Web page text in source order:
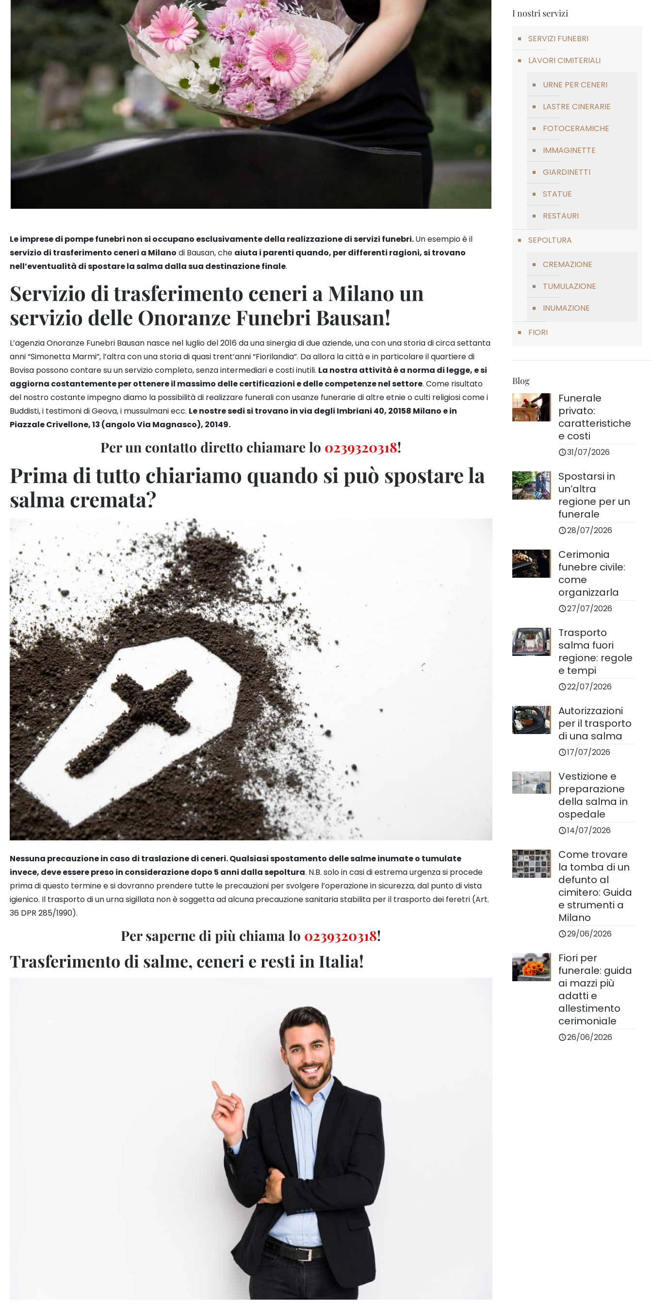
Le imprese di pompe funebri non si occupano esclusivamente della realizzazione di servizi funebri.Un esempio è il
servizio di trasferimento ceneri a Milano di Bausan, che aiuta i parenti quando, per differenti ragioni, si trovano
nell’eventualità di spostare la salma dalla sua destinazione finale.
Servizio di trasferimento ceneri a Milano un
servizio delle Onoranze Funebri Bausan!
L’agenzia Onoranze Funebri Bausan nasce nel luglio del 2016 da una sinergia di due aziende, una con una storia di circa settanta
anni “Simonetta Marmi”, l’altra con una storia di quasi trent’anni “Fiorilandia”. Da allora la città e in particolare il quartiere di
Bovisa possono contare su un servizio completo, senza intermediari e costi inutili. La nostra attività è a norma di legge, e si
aggiorna costantemente per ottenere il massimo delle certificazioni e delle competenze nel settore. Come risultato
del nostro costante impegno diamo la possibilità di realizzare funerali con usanze funerarie di altre etnie o culti religiosi come i
Buddisti, i testimoni di Geova, i mussulmani ecc. Le nostre sedi si trovano in via degli Imbriani 40, 20158 Milano e in
Piazzale Crivellone, 13 (angolo Via Magnasco), 20149.
Per un contatto diretto chiamare lo 0239320318!
Prima di tutto chiariamo quando si può spostare la
salma cremata?
Nessuna precauzione in caso di traslazione di ceneri.Qualsiasi spostamento delle salme inumate o tumulate
invece, deve essere preso in considerazione dopo 5 anni dalla sepoltura. N.B. solo in casi di estrema urgenza si procede
prima di questo termine e si dovranno prendere tutte le precauzioni per svolgere l’operazione in sicurezza, dal punto di vista
igienico. Il trasporto di un urna sigillata non è soggetta ad alcuna precauzione sanitaria stabilita per il trasporto dei feretri (Art.
36 DPR 285/1990).
Per saperne di più chiama lo 0239320318!
Trasferimento di salme, ceneri e resti in Italia!
I nostri servizi
SERVIZI FUNEBRI
LAVORI CIMITERIALI
URNE PER CENERI
LASTRE CINERARIE
FOTOCERAMICHE
IMMAGINETTE
GIARDINETTI
STATUE
RESTAURI
SEPOLTURA
CREMAZIONE
TUMULAZIONE
INUMAZIONE
FIORI
Blog
Funerale
privato:
caratteristiche
e costi
31/07/2026
Spostarsi in
un’altra
regione per un
funerale
28/07/2026
Cerimonia
funebre civile:
come
organizzarla
27/07/2026
Trasporto
salma fuori
regione: regole
e tempi
22/07/2026
Autorizzazioni
per il trasporto
di una salma
17/07/2026
Vestizione e
preparazione
della salma in
ospedale
14/07/2026
Come trovare
la tomba di un
defunto al
cimitero: Guida
e strumenti a
Milano
29/06/2026
Fiori per
funerale: guida
ai mazzi più
adatti e
allestimento
cerimoniale
26/06/2026